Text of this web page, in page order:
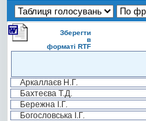
Зберегти
в
форматі RTF
Аркаллаєв Н.Г.
Бахтеєва Т.Д.
Бережна І.Г.
Богословська І.Г.